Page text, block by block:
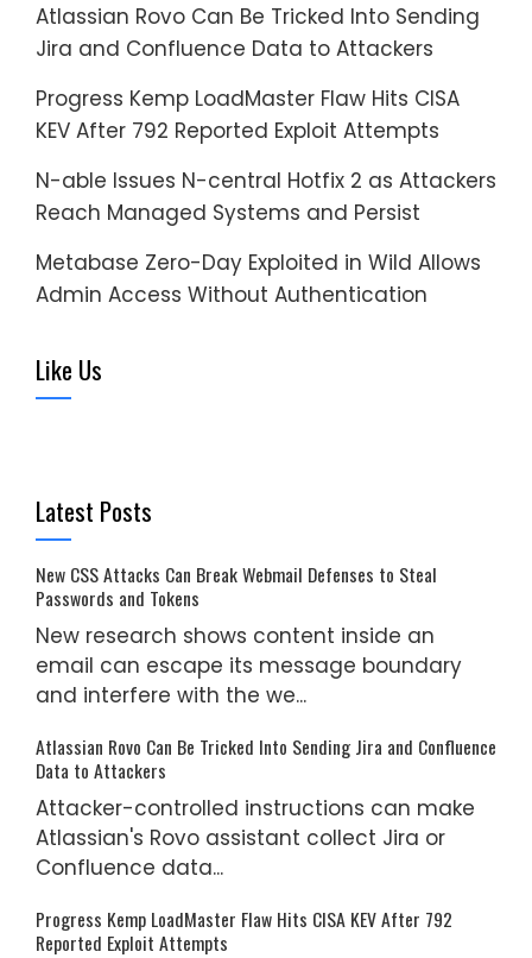
Atlassian Rovo Can Be Tricked Into Sending
Jira and Confluence Data to Attackers
Progress Kemp LoadMaster Flaw Hits CISA
KEV After 792 Reported Exploit Attempts
N-able Issues N-central Hotfix 2 as Attackers
Reach Managed Systems and Persist
Metabase Zero-Day Exploited in Wild Allows
Admin Access Without Authentication
Like Us
Latest Posts
New CSS Attacks Can Break Webmail Defenses to Steal
Passwords and Tokens
New research shows content inside an
email can escape its message boundary
and interfere with the we...
Atlassian Rovo Can Be Tricked Into Sending Jira and Confluence
Data to Attackers
Attacker-controlled instructions can make
Atlassian's Rovo assistant collect Jira or
Confluence data...
Progress Kemp LoadMaster Flaw Hits CISA KEV After 792
Reported Exploit Attempts